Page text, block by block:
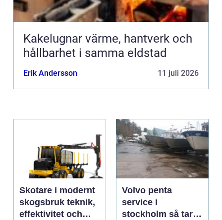
Kakelugnar värme, hantverk och
hållbarhet i samma eldstad
Erik Andersson 11 juli 2026
Skotare i modernt
skogsbruk teknik,
effektivitet och
Volvo penta
service i
stockholm så tar